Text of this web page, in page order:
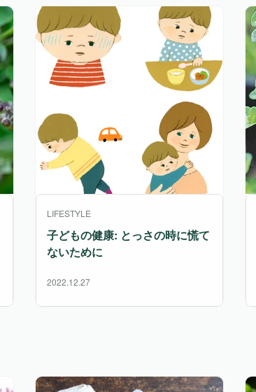
LIFESTYLE
子どもの健康: とっさの時に慌て
ないために
2022.12.27